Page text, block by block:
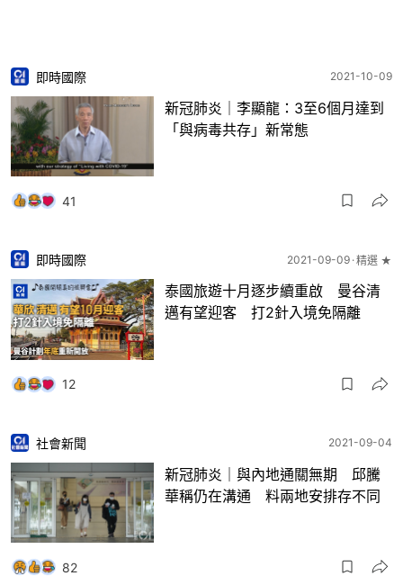
即時國際 2021-10-09
新冠肺炎｜李顯龍：3至6個月達到
「與病毒共存」新常態
41
即時國際 2021-09-09 精選 ★
泰國旅遊十月逐步續重啟 曼谷清
邁有望迎客 打2針入境免隔離
12
社會新聞 2021-09-04
新冠肺炎｜與內地通關無期 邱騰
華稱仍在溝通 料兩地安排存不同
82